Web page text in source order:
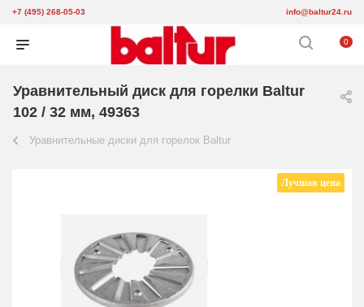
+7 (495) 268-05-03 info@baltur24.ru
0
Уравнительный диск для горелки Baltur
102 / 32 мм, 49363
Уравнительные диски для горелок Baltur
Лучшая цена